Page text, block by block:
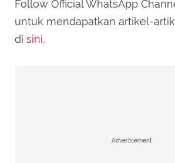
Follow Official WhatsApp
untuk mendapatkan artikel-
di sini.
Advertisement